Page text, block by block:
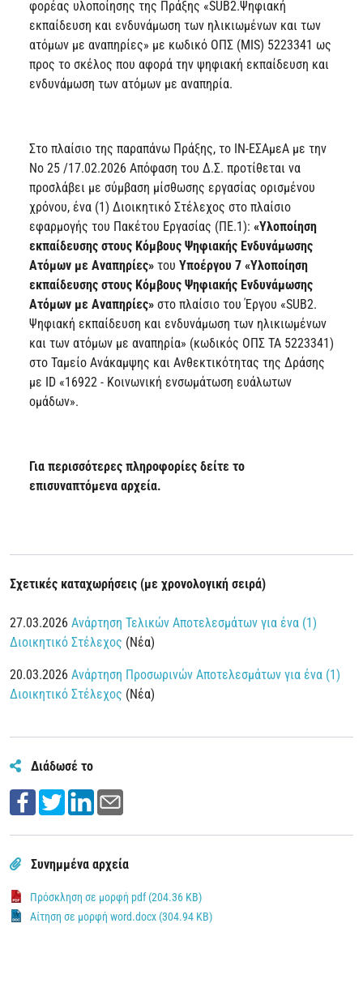
φορέας υλοποίησης της Πράξης «SUB2.Ψηφιακή
εκπαίδευση και ενδυνάμωση των ηλικιωμένων και των
ατόμων με αναπηρίες» με κωδικό ΟΠΣ (MIS) 5223341 ως
προς το σκέλος που αφορά την ψηφιακή εκπαίδευση και
ενδυνάμωση των ατόμων με αναπηρία.
Στο πλαίσιο της παραπάνω Πράξης, το ΙΝ-ΕΣΑμεΑ με την
Νο 25 /17.02.2026 Απόφαση του Δ.Σ. προτίθεται να
προσλάβει με σύμβαση μίσθωσης εργασίας ορισμένου
χρόνου, ένα (1) Διοικητικό Στέλεχος στο πλαίσιο
εφαρμογής του Πακέτου Εργασίας (ΠΕ.1): «Υλοποίηση
εκπαίδευσης στους Κόμβους Ψηφιακής Ενδυνάμωσης
Ατόμων με Αναπηρίες» του Υποέργου 7 «Υλοποίηση
εκπαίδευσης στους Κόμβους Ψηφιακής Ενδυνάμωσης
Ατόμων με Αναπηρίες» στο πλαίσιο του Έργου «SUB2.
Ψηφιακή εκπαίδευση και ενδυνάμωση των ηλικιωμένων
και των ατόμων με αναπηρία» (κωδικός ΟΠΣ ΤΑ 5223341)
στο Ταμείο Ανάκαμψης και Ανθεκτικότητας της Δράσης
με ID «16922 - Κοινωνική ενσωμάτωση ευάλωτων
ομάδων».
Για περισσότερες πληροφορίες δείτε το
επισυναπτόμενα αρχεία.
Σχετικές καταχωρήσεις (με χρονολογική σειρά)
27.03.2026 Ανάρτηση Τελικών Αποτελεσμάτων για ένα (1)
Διοικητικό Στέλεχος (Νέα)
20.03.2026 Ανάρτηση Προσωρινών Αποτελεσμάτων για ένα (1)
Διοικητικό Στέλεχος (Νέα)
Διάδωσέ το
Συνημμένα αρχεία
Πρόσκληση σε μορφή pdf (204.36 KB)
Αίτηση σε μορφή word.docx (304.94 KB)